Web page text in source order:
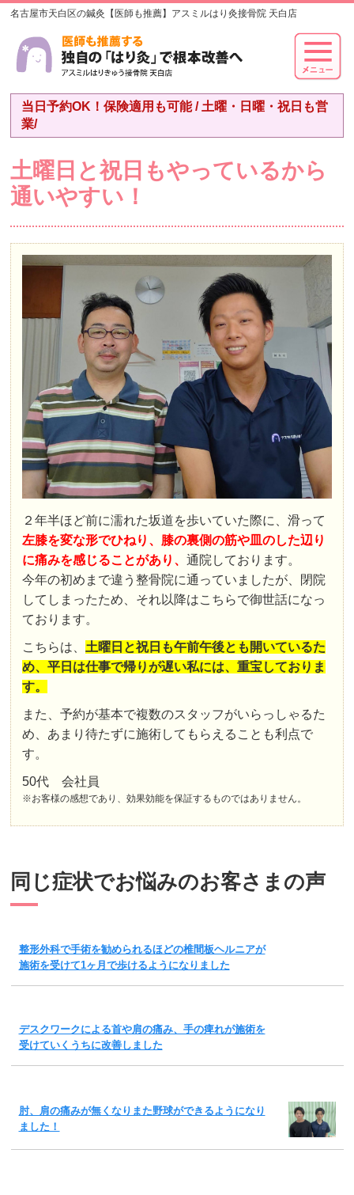
名古屋市天白区の鍼灸【医師も推薦】アスミルはり灸接骨院 天白店
当日予約OK！保険適用も可能 / 土曜・日曜・祝日も営
業/
土曜日と祝日もやっているから
通いやすい！
２年半ほど前に濡れた坂道を歩いていた際に、滑って
左膝を変な形でひねり、膝の裏側の筋や皿のした辺り
に痛みを感じることがあり、通院しております。
今年の初めまで違う整骨院に通っていましたが、閉院
してしまったため、それ以降はこちらで御世話になっ
ております。
こちらは、 土曜日と祝日も午前午後とも開いているた
め、平日は仕事で帰りが遅い私には、重宝しておりま
す。
また、予約が基本で複数のスタッフがいらっしゃるた
め、あまり待たずに施術してもらえることも利点で
す。
50代 会社員
※お客様の感想であり、効果効能を保証するものではありません。
同じ症状でお悩みのお客さまの声
整形外科で手術を勧められるほどの椎間板ヘルニアが
施術を受けて1ヶ月で歩けるようになりました
デスクワークによる首や肩の痛み、手の痺れが施術を
受けていくうちに改善しました
肘、肩の痛みが無くなりまた野球ができるようになり
ました！